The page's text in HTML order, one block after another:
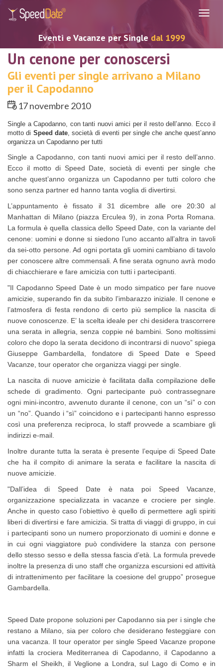
Eventi e Vacanze per Single dal 1999
Un cenone per conoscersi
Gli eventi per single arrivano a Milano
per il Capodanno
17 novembre 2010
Single a Capodanno, con tanti nuovi amici per il resto dell’anno. Ecco il
motto di Speed date, società di eventi per single che anche quest’anno
organizza un Capodanno per tutti
Single a Capodanno, con tanti nuovi amici per il resto dell’anno.
Ecco il motto di Speed Date, società di eventi per single che
anche quest’anno organizza un Capodanno per tutti coloro che
sono senza partner ed hanno tanta voglia di divertirsi.
L’appuntamento è fissato il 31 dicembre alle ore 20:30 al
Manhattan di Milano (piazza Erculea 9), in zona Porta Romana.
La formula è quella classica dello Speed Date, con la variante del
cenone: uomini e donne si siedono l’uno accanto all’altra in tavoli
da sei-otto persone. Ad ogni portata gli uomini cambiano di tavolo
per conoscere altre commensali. A fine serata ognuno avrà modo
di chiacchierare e fare amicizia con tutti i partecipanti.
"Il Capodanno Speed Date è un modo simpatico per fare nuove
amicizie, superando fin da subito l’imbarazzo iniziale. Il cenone e
l’atmosfera di festa rendono di certo più semplice la nascita di
nuove conoscenze. E’ la scelta ideale per chi desidera trascorrere
una serata in allegria, senza coppie né bambini. Sono moltissimi
coloro che dopo la serata decidono di incontrarsi di nuovo” spiega
Giuseppe Gambardella, fondatore di Speed Date e Speed
Vacanze, tour operator che organizza viaggi per single.
La nascita di nuove amicizie è facilitata dalla compilazione delle
schede di gradimento. Ogni partecipante può contrassegnare
ogni mini-incontro, avvenuto durante il cenone, con un “sì” o con
un “no”. Quando i “sì” coincidono e i partecipanti hanno espresso
così una preferenza reciproca, lo staff provvede a scambiare gli
indirizzi e-mail.
Inoltre durante tutta la serata è presente l’equipe di Speed Date
che ha il compito di animare la serata e facilitare la nascita di
nuove amicizie.
"Dall’idea di Speed Date è nata poi Speed Vacanze,
organizzazione specializzata in vacanze e crociere per single.
Anche in questo caso l’obiettivo è quello di permettere agli spiriti
liberi di divertirsi e fare amicizia. Si tratta di viaggi di gruppo, in cui
i partecipanti sono un numero proporzionato di uomini e donne e
in cui ogni viaggiatore può condividere la stanza con persone
dello stesso sesso e della stessa fascia d’età. La formula prevede
inoltre la presenza di uno staff che organizza escursioni ed attività
di intrattenimento per facilitare la coesione del gruppo” prosegue
Gambardella.
Speed Date propone soluzioni per Capodanno sia per i single che
restano a Milano, sia per coloro che desiderano festeggiare con
una vacanza. Il tour operator per single Speed Vacanze propone
infatti la crociera Mediterranea di Capodanno, il Capodanno a
Sharm el Sheikh, il Veglione a Londra, sul Lago di Como e in